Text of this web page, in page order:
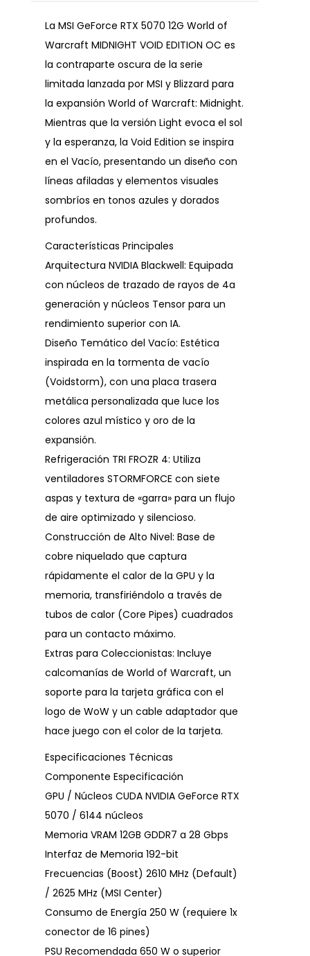
La MSI GeForce RTX 5070 12G World of
Warcraft MIDNIGHT VOID EDITION OC es
la contraparte oscura de la serie
limitada lanzada por MSI y Blizzard para
la expansión World of Warcraft: Midnight.
Mientras que la versión Light evoca el sol
y la esperanza, la Void Edition se inspira
en el Vacío, presentando un diseño con
líneas afiladas y elementos visuales
sombríos en tonos azules y dorados
profundos.
Características Principales
Arquitectura NVIDIA Blackwell: Equipada
con núcleos de trazado de rayos de 4a
generación y núcleos Tensor para un
rendimiento superior con IA.
Diseño Temático del Vacío: Estética
inspirada en la tormenta de vacío
(Voidstorm), con una placa trasera
metálica personalizada que luce los
colores azul místico y oro de la
expansión.
Refrigeración TRI FROZR 4: Utiliza
ventiladores STORMFORCE con siete
aspas y textura de «garra» para un flujo
de aire optimizado y silencioso.
Construcción de Alto Nivel: Base de
cobre niquelado que captura
rápidamente el calor de la GPU y la
memoria, transfiriéndolo a través de
tubos de calor (Core Pipes) cuadrados
para un contacto máximo.
Extras para Coleccionistas: Incluye
calcomanías de World of Warcraft, un
soporte para la tarjeta gráfica con el
logo de WoW y un cable adaptador que
hace juego con el color de la tarjeta.
Especificaciones Técnicas
Componente Especificación
GPU / Núcleos CUDA NVIDIA GeForce RTX
5070 / 6144 núcleos
Memoria VRAM 12GB GDDR7 a 28 Gbps
Interfaz de Memoria 192-bit
Frecuencias (Boost) 2610 MHz (Default)
/ 2625 MHz (MSI Center)
Consumo de Energía 250 W (requiere 1x
conector de 16 pines)
PSU Recomendada 650 W o superior